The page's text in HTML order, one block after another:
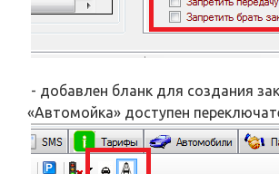
- добавлен бланк для создания
«Автомойка» доступен